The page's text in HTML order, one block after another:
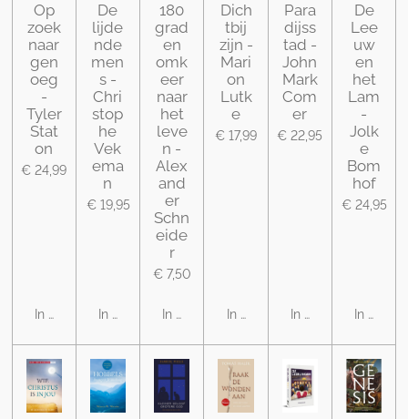
Op
zoek
naar
gen
oeg
-
Tyler
Stat
on
€ 24,99
In winkelwagen
De
lijde
nde
men
s -
Chri
stop
he
Vek
ema
n
€ 19,95
In winkelwagen
180
grad
en
omk
eer
naar
het
leve
n -
Alex
and
er
Schn
eide
r
€ 7,50
In winkelwagen
Dich
tbij
zijn -
Mari
on
Lutk
e
€ 17,99
In winkelwagen
Para
dijss
tad -
John
Mark
Com
er
€ 22,95
In winkelwagen
De
Lee
uw
en
het
Lam
-
Jolk
e
Bom
hof
€ 24,95
In